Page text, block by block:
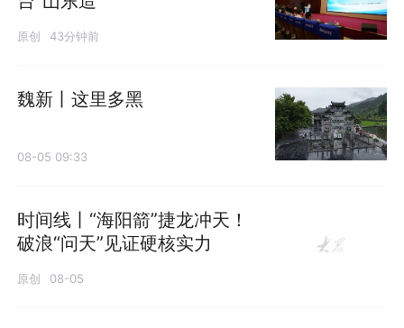
原创 43分钟前
魏新丨这里多黑
08-05 09:33
时间线丨“海阳箭”捷龙冲天！
破浪“问天”见证硬核实力
原创 08-05